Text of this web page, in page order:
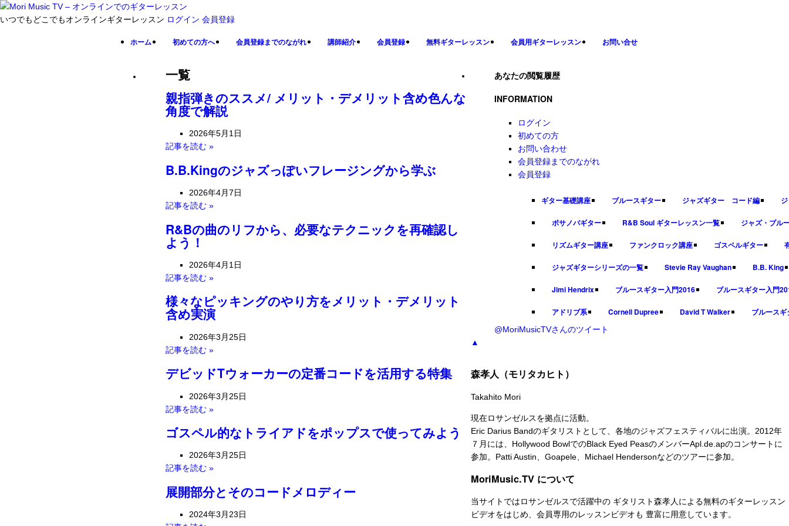
いつでもどこでもオンラインギターレッスン ログイン 会員登録
ホーム 初めての方へ 会員登録までのながれ 講師紹介 会員登録 無料ギターレッスン 会員用ギターレッスン お問い合せ
一覧
親指弾きのススメ/ メリット・デメリット含め色んな
角度で解説
2026年5月1日
記事を読む »
B.B.Kingのジャズっぽいフレージングから学ぶ
2026年4月7日
記事を読む »
R&Bの曲のリフから、必要なテクニックを再確認し
よう！
2026年4月1日
記事を読む »
様々なピッキングのやり方をメリット・デメリット
含め実演
2026年3月25日
記事を読む »
デビッドTウォーカーの定番コードを活用する特集
2026年3月25日
記事を読む »
ゴスペル的なトライアドをポップスで使ってみよう
2026年3月25日
記事を読む »
展開部分とそのコードメロディー
2024年3月23日
あなたの閲覧履歴
INFORMATION
ログイン
初めての方
お問い合わせ
会員登録までのながれ
会員登録
ギター基礎講座 ブルースギター ジャズギター コード編
ボサノバギター R&B Soul ギターレッスン一覧 ジャズ・ブル
リズムギター講座 ファンクロック講座 ゴスペルギター
ジャズギターシリーズの一覧 Stevie Ray Vaughan B.B. King
Jimi Hendrix ブルースギター入門2016 ブルースギター入門
アドリブ系 Cornell Dupree David T Walker ブルース
@MoriMusicTVさんのツイート
▲
森孝人（モリタカヒト）
Takahito Mori
現在ロサンゼルスを拠点に活動。
Eric Darius Bandのギタリストとして、各地のジャズフェスティバルに出演。2012年
７月には、Hollywood BowlでのBlack Eyed PeasのメンバーApl.de.apのコンサートに
参加。Patti Austin、Goapele、Michael Hendersonなどのツアーに参加。
MoriMusic.TV について
当サイトではロサンゼルスで活躍中の ギタリスト森孝人による無料のギターレッスン
ビデオをはじめ、会員専用のレッスンビデオも 豊富に用意しています。